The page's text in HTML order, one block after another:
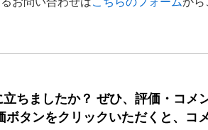
ちましたか？ ぜひ、評価・コメ
タンをクリックいただくと、コ